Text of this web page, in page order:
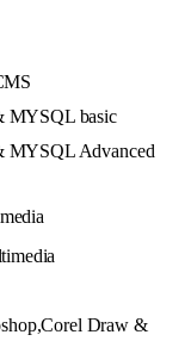
MYSQL basic
MYSQL Advanced
Draw &